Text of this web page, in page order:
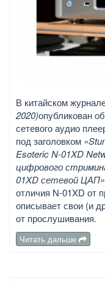
В китайском
2020)опубликован
сетевого аудио
под заголовком
Esoteric N-01XD
цифрового
01XD сетевой ЦАП»
отличия N-01XD от
описывает свои (и
от прослушивания.
Читать дальше